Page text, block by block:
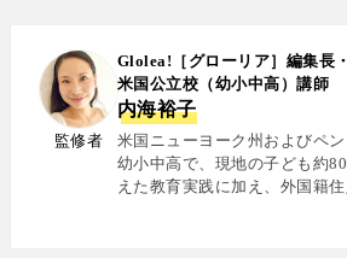
監修者
Glolea!［グローリア］編集長
米国公立校（幼小中高）講師
内海裕子
米国ニューヨーク州およびペ
幼小中高で、現地の子ども約
えた教育実践に加え、外国籍
国籍シェアハウスで約5年間生